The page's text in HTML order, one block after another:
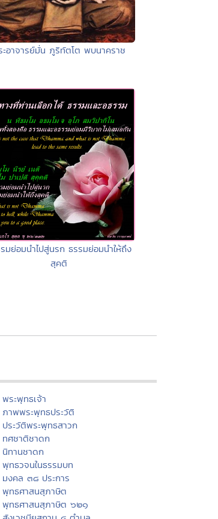
อาจารย์มั่น ภูริทัตโต พบนาคราช
มย่อมนำไปสู่นรก ธรรมย่อมนำให้ถึง
สุคติ
พระพุทธเจ้า
ภาพพระพุทธประวัติ
ประวัติพระพุทธสาวก
ทศชาติชาดก
นิทานชาดก
พุทธวจนในธรรมบท
มงคล ๓๘ ประการ
พุทธศาสนสุภาษิต
พุทธศาสนสุภาษิต ๖๒๑